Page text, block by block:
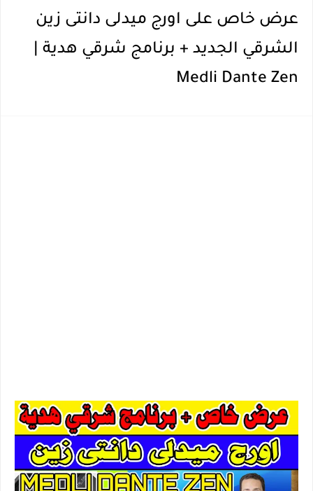
عرض خاص على اورج ميدلى دانتى زين
الشرقي الجديد + برنامج شرقي هدية |
Medli Dante Zen